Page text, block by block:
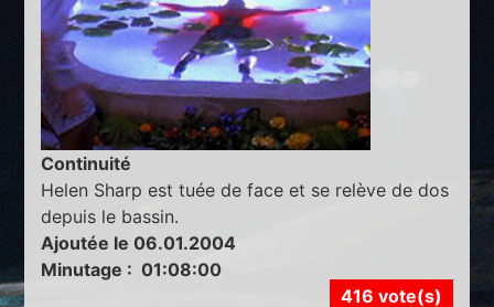
Continuité
Helen Sharp est tuée de face et se relève de dos
depuis le bassin.
Ajoutée le 06.01.2004
Minutage : 01:08:00
416 vote(s)